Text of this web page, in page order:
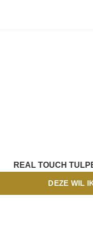
REAL TOUCH
DEZE WIL